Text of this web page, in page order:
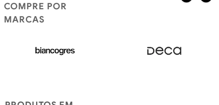
COMPRE POR
MARCAS